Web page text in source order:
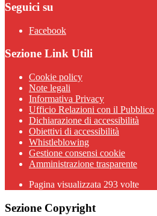
Seguici su
Facebook
Sezione Link Utili
Cookie policy
Note legali
Informativa Privacy
Ufficio Relazioni con il Pubblico
Dichiarazione di accessibilità
Obiettivi di accessibilità
Whistleblowing
Gestione consensi cookie
Amministrazione trasparente
Pagina visualizzata 293 volte
Sezione Copyright